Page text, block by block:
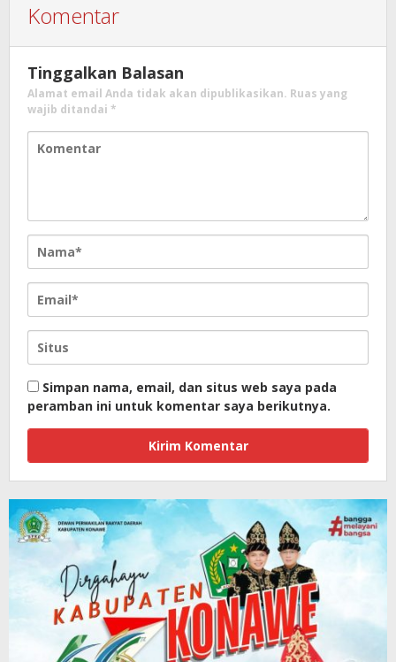
Komentar
Tinggalkan Balasan
Alamat email Anda tidak akan dipublikasikan. Ruas yang
wajib ditandai *
Simpan nama, email, dan situs web saya pada
peramban ini untuk komentar saya berikutnya.